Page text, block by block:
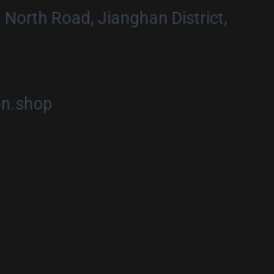
North Road, Jianghan District,